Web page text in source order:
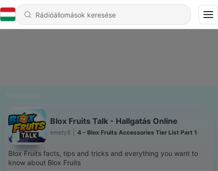
Blox Fruits Talk - Hallgatás Online
emety8 4 - Blox Fruits Accessories Tier List Part 1
Blox Fruits facts, tips and tricks and everything you want to
know about Blox Fruits